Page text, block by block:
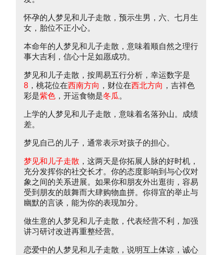
怀孕的人梦见和儿子走散，预示生男，六、七月生
女，胎位不正小心。
本命年的人梦见和儿子走散，意味着顺自然之理行
事大吉利，信心十足如愿成功。
梦见和儿子走散，按周易五行分析，幸运数字是
8 ，桃花位在西南方向 ，财位在西北方向 ，吉祥色
彩是紫色 ，开运食物是冬瓜。
上学的人梦见和儿子走散，意味着名落孙山。成绩
差。
梦见自己的儿子，通常表示对孩子的担心。
梦见和儿子走散 ，这两天是你拓展人脉的好时机，
充分发挥你的社交长才。你的态度影响到与心仪对
象之间的关系进展。如果你和朋友外出逛街，容易
受到朋友的鼓舞而大肆购物血拼。你得宜的举止与
幽默的言谈，能为你的表现加分。
做生意的人梦见和儿子走散，代表经营不利，加强
讲习研讨改进再重整经营。
恋爱中的人梦见和儿子走散，说明互上体谅，诚心